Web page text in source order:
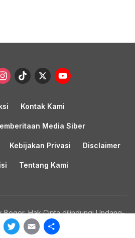
Facebook
Twitter
Email
Instagram
TikTok
X
Kontak Kami
Media Siber
Kebijakan Privasi Disclaimer
Tentang Kami
Hak Cipta dilindungi Undang-
undang.